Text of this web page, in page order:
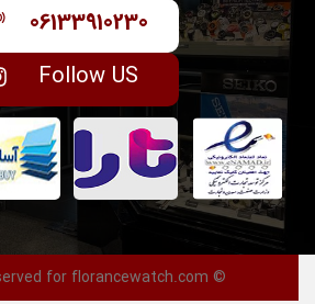
06133910230
Follow US
© All rights reserved for florancewatch.com